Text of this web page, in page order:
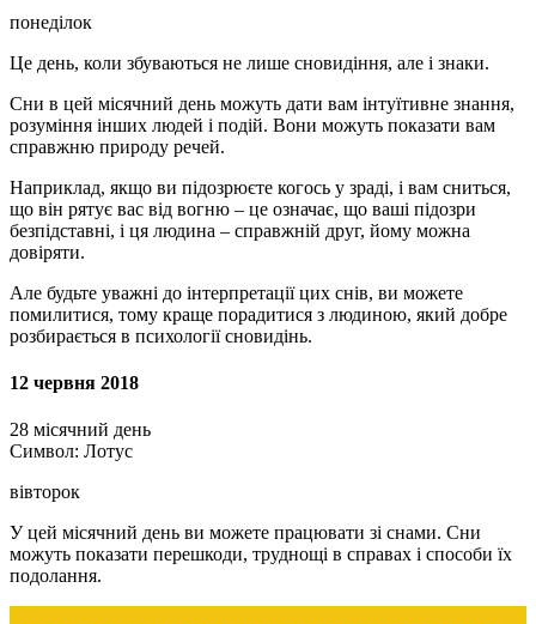
понеділок
Це день, коли збуваються не лише сновидіння, але і знаки.
Сни в цей місячний день можуть дати вам інтуїтивне знання,
розуміння інших людей і подій. Вони можуть показати вам
справжню природу речей.
Наприклад, якщо ви підозрюєте когось у зраді, і вам сниться,
що він рятує вас від вогню – це означає, що ваші підозри
безпідставні, і ця людина – справжній друг, йому можна
довіряти.
Але будьте уважні до інтерпретації цих снів, ви можете
помилитися, тому краще порадитися з людиною, який добре
розбирається в психології сновидінь.
12 червня 2018
28 місячний день
Символ: Лотус
вівторок
У цей місячний день ви можете працювати зі снами. Сни
можуть показати перешкоди, труднощі в справах і способи їх
подолання.